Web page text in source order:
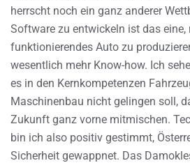
herrscht noch ein ganz anderer
Software zu entwickeln ist das eine,
funktionierendes Auto zu
wesentlich mehr Know-how. Ich
es in den Kernkompetenzen
Maschinenbau nicht gelingen soll,
Zukunft ganz vorne mitmischen.
bin ich also positiv gestimmt,
Sicherheit gewappnet. Das